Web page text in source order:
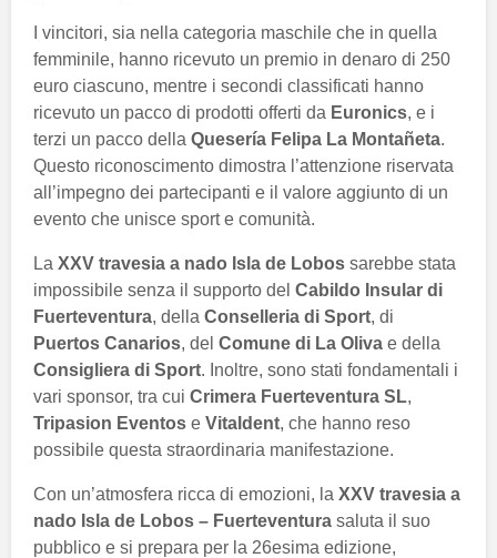
I vincitori, sia nella categoria maschile che in quella
femminile, hanno ricevuto un premio in denaro di 250
euro ciascuno, mentre i secondi classificati hanno
ricevuto un pacco di prodotti offerti da Euronics, e i
terzi un pacco della Quesería Felipa La Montañeta.
Questo riconoscimento dimostra l’attenzione riservata
all’impegno dei partecipanti e il valore aggiunto di un
evento che unisce sport e comunità.
La XXV travesia a nado Isla de Lobos sarebbe stata
impossibile senza il supporto del Cabildo Insular di
Fuerteventura, della Conselleria di Sport, di
Puertos Canarios, del Comune di La Oliva e della
Consigliera di Sport. Inoltre, sono stati fondamentali i
vari sponsor, tra cui Crimera Fuerteventura SL,
Tripasion Eventos e Vitaldent, che hanno reso
possibile questa straordinaria manifestazione.
Con un’atmosfera ricca di emozioni, la XXV travesia a
nado Isla de Lobos – Fuerteventura saluta il suo
pubblico e si prepara per la 26esima edizione,